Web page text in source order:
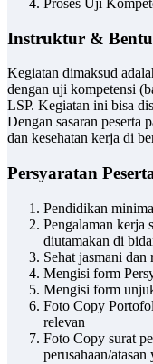
Instruktur &
Kegiatan dimaksud
dengan uji kompetensi
LSP. Kegiatan ini bisa
Dengan sasaran peserta
dan kesehatan kerja di
Persyaratan
Pendidikan
Pengalaman kerja
diutamakan di
Sehat jasmani dan
Mengisi form
Mengisi form
Foto Copy
relevan
Foto Copy surat
perusahaan/